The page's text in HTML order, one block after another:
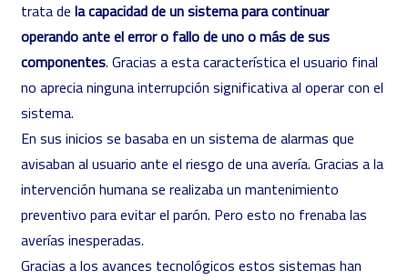
trata de la capacidad de un sistema para continuar
operando ante el error o fallo de uno o más de sus
componentes. Gracias a esta característica el usuario final
no aprecia ninguna interrupción significativa al operar con el
sistema.
En sus inicios se basaba en un sistema de alarmas que
avisaban al usuario ante el riesgo de una avería. Gracias a la
intervención humana se realizaba un mantenimiento
preventivo para evitar el parón. Pero esto no frenaba las
averías inesperadas.
Gracias a los avances tecnológicos estos sistemas han